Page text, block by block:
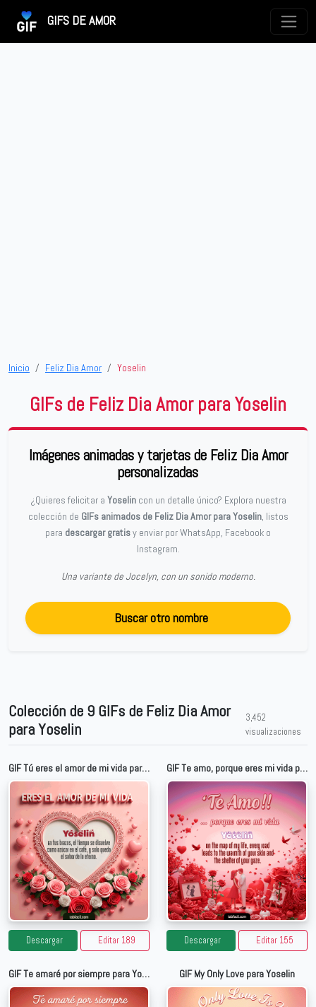
GIFS DE AMOR
Inicio Feliz Dia Amor Yoselin
GIFs de Feliz Dia Amor para Yoselin
Imágenes animadas y tarjetas de Feliz Dia Amor
personalizadas
¿Quieres felicitar a Yoselincon un detalle único? Explora nuestra
colección de GIFs animados de Feliz Dia Amor para Yoselin, listos
para descargar gratisy enviar por WhatsApp, Facebook o
Instagram.
Una variante de Jocelyn, con un sonido moderno.
Buscar otro nombre
Colección de 9 GIFs de Feliz Dia Amor
para Yoselin
3,452
visualizaciones
GIF Tú eres el amor de mi vida para Yoselin
Descargar Editar 189
GIF Te amo, porque eres mi vida para Yoselin
Descargar Editar 155
GIF Te amaré por siempre para Yoselin GIF My Only Love para Yoselin